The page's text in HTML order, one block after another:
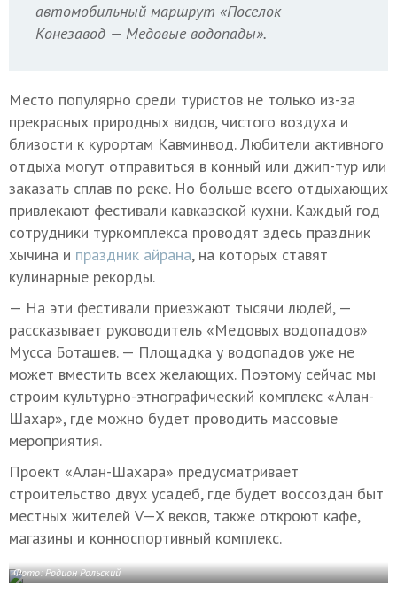
автомобильный маршрут «Поселок
Конезавод — Медовые водопады».
Место популярно среди туристов не только из-за
прекрасных природных видов, чистого воздуха и
близости к курортам Кавминвод. Любители активного
отдыха могут отправиться в конный или джип-тур или
заказать сплав по реке. Но больше всего отдыхающих
привлекают фестивали кавказской кухни. Каждый год
сотрудники туркомплекса проводят здесь праздник
хычина и праздник айрана, на которых ставят
кулинарные рекорды.
— На эти фестивали приезжают тысячи людей, —
рассказывает руководитель «Медовых водопадов»
Мусса Боташев. — Площадка у водопадов уже не
может вместить всех желающих. Поэтому сейчас мы
строим культурно-этнографический комплекс «Алан-
Шахар», где можно будет проводить массовые
мероприятия.
Проект «Алан-Шахара» предусматривает
строительство двух усадеб, где будет воссоздан быт
местных жителей V—X веков, также откроют кафе,
магазины и конноспортивный комплекс.
Фото: Родион Рольский